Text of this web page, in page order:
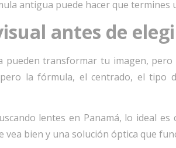
antigua puede hacer que termines
antes de
pueden transformar tu imagen,
la fórmula, el centrado, el tipo
lentes en Panamá, lo ideal
vea bien y una solución óptica que